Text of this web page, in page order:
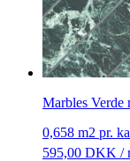
Marbles Verde
0,658 m2 pr.
595,00 DKK /